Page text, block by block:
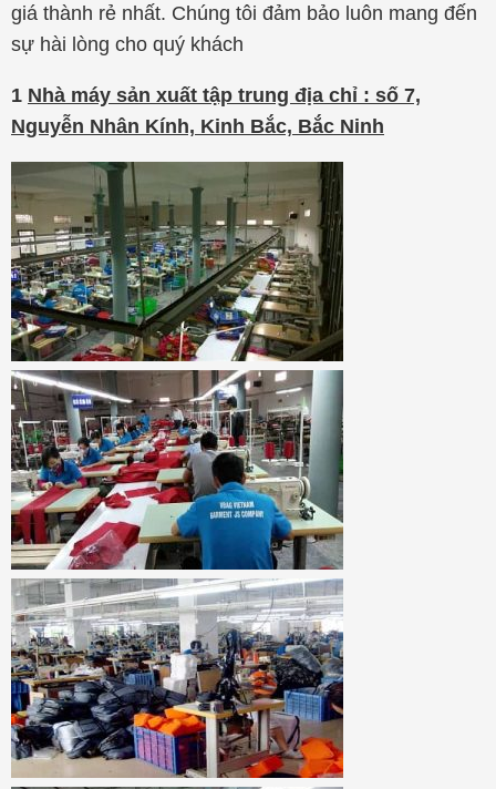
giá thành rẻ nhất. Chúng tôi đảm bảo luôn mang đến
sự hài lòng cho quý khách
1 Nhà máy sản xuất tập trung địa chỉ : số 7,
Nguyễn Nhân Kính, Kinh Bắc, Bắc Ninh